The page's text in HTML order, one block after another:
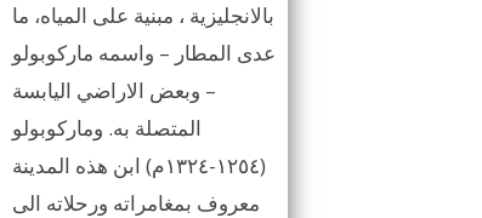
بالانجليزية ، مبنية على المياه، ما
عدى المطار – واسمه ماركوبولو
– وبعض الاراضي اليابسة
المتصلة به. وماركوبولو
(١٢٥٤-١٣٢٤م) ابن هذه المدينة
معروف بمغامراته ورحلاته الى